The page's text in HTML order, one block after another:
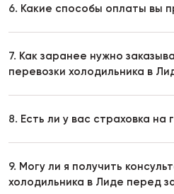
6. Какие способы оплаты вы
7. Как заранее нужно
перевозки холодильника в
8. Есть ли у вас страховка на
9. Могу ли я получить
холодильника в Лиде перед